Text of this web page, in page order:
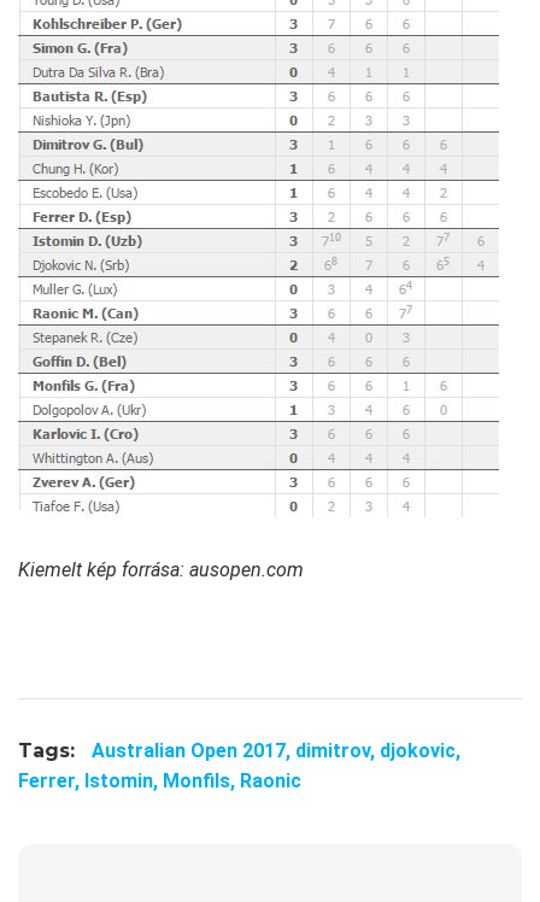
Kiemelt kép forrása: ausopen.com
Tags: Australian Open 2017, dimitrov, djokovic,
Ferrer, Istomin, Monfils, Raonic